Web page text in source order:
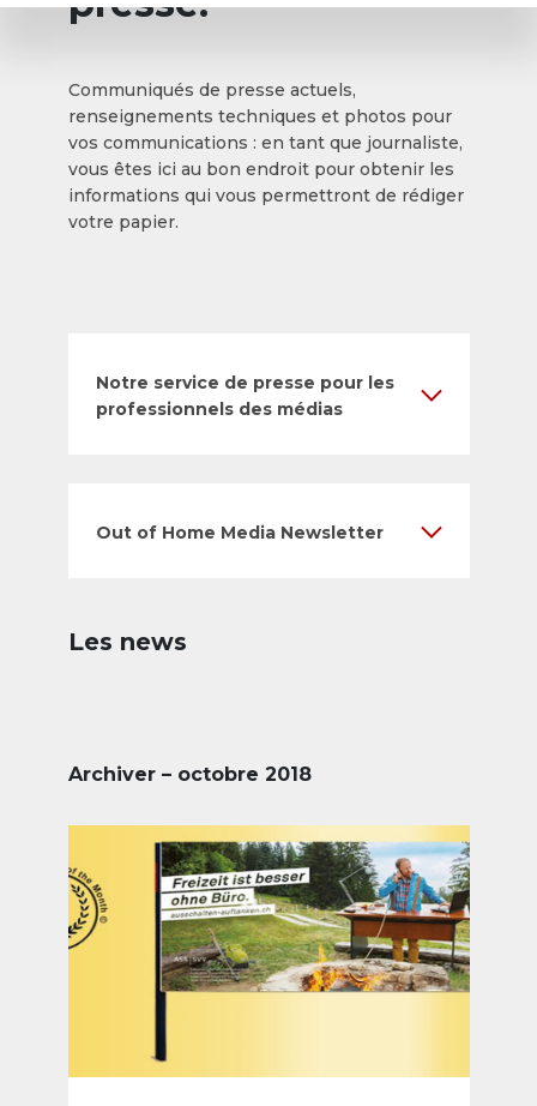
Communiqués de presse actuels,
renseignements techniques et photos pour
vos communications : en tant que journaliste,
vous êtes ici au bon endroit pour obtenir les
informations qui vous permettront de rédiger
votre papier.
Notre service de presse pour les
professionnels des médias
Out of Home Media Newsletter
Les news
Archiver – octobre 2018